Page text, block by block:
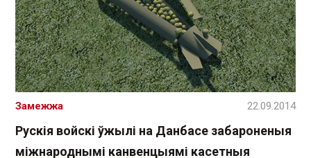
Рускія войскі ўжылі на Данбасе забароненыя
міжнароднымі канвенцыямі касетныя
Замежжа 22.09.2014